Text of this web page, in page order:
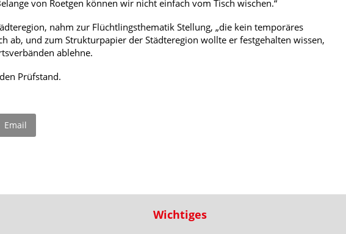
von Roetgen können wir nicht einfach vom Tisch wischen.“
nahm zur Flüchtlingsthematik Stellung, „die kein temporäres
ab, und zum Strukturpapier der Städteregion wollte er festgehalten wissen,
ablehne.
Prüfstand.
Email
Wichtiges